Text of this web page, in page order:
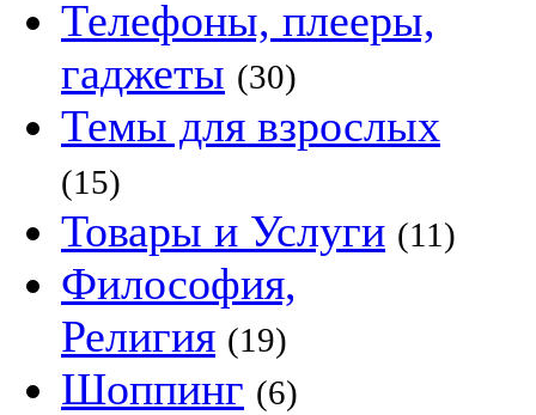
Телефоны, плееры,
гаджеты (30)
Темы для взрослых
(15)
Товары и Услуги (11)
Философия,
Религия (19)
Шоппинг (6)